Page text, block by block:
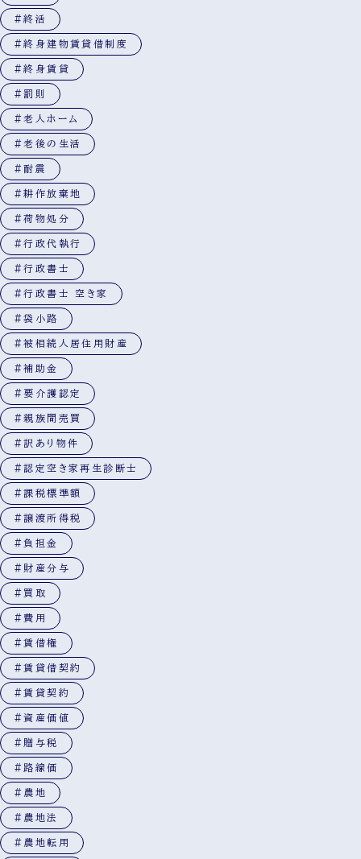
#終活
#終身建物賃貸借制度
#終身賃貸
#罰則
#老人ホーム
#老後の生活
#耐震
#耕作放棄地
#荷物処分
#行政代執行
#行政書士
#行政書士 空き家
#袋小路
#被相続人居住用財産
#補助金
#要介護認定
#親族間売買
#訳あり物件
#認定空き家再生診断士
#課税標準額
#譲渡所得税
#負担金
#財産分与
#買取
#費用
#賃借権
#賃貸借契約
#賃貸契約
#資産価値
#贈与税
#路線価
#農地
#農地法
#農地転用